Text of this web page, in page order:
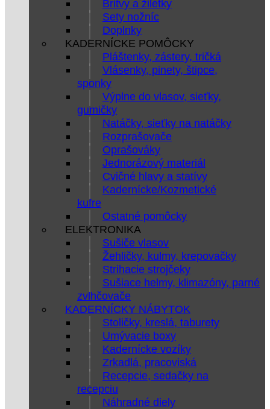
Britvy a žiletky
Sety nožníc
Doplnky
KADERNÍCKE POMÔCKY
Pláštenky, zástery, tričká
Vlásenky, pinety, štipce,
sponky
Výplne do vlasov, sieťky,
gumičky
Natáčky, sieťky na natáčky
Rozprašovače
Oprašováky
Jednorázový materiál
Cvičné hlavy a statívy
Kadernícke/Kozmetické
kufre
Ostatné pomôcky
ELEKTRONIKA
Sušiče vlasov
Žehličky, kulmy, krepovačky
Strihacie strojčeky
Sušiace helmy, klimazóny, parné
zvlhčovače
KADERNÍCKY NÁBYTOK
Stoličky, kreslá, taburety
Umývacie boxy
Kadernícke vozíky
Zrkadlá, pracoviská
Recepcie, sedačky na
recepciu
Náhradné diely